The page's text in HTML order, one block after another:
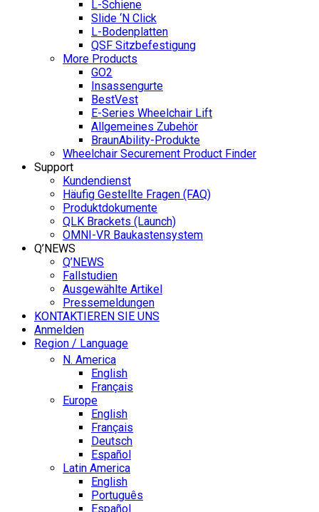
L-Schiene
Slide ‘N Click
L-Bodenplatten
QSF Sitzbefestigung
More Products
GO2
Insassengurte
BestVest
E-Series Wheelchair Lift
Allgemeines Zubehör
BraunAbility-Produkte
Wheelchair Securement Product Finder
Support
Kundendienst
Häufig Gestellte Fragen (FAQ)
Produktdokumente
QLK Brackets (Launch)
OMNI-VR Baukastensystem
Q’NEWS
Q’NEWS
Fallstudien
Ausgewählte Artikel
Pressemeldungen
KONTAKTIEREN SIE UNS
Anmelden
Region / Language
N. America
English
Français
Europe
English
Français
Deutsch
Español
Latin America
English
Português
Español